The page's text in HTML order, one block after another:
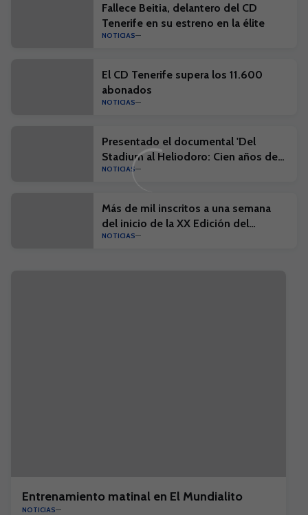
Fallece Beitia, delantero del CD
Tenerife en su estreno en la élite
NOTICIAS
El CD Tenerife supera los 11.600
abonados
NOTICIAS
Presentado el documental 'Del
Stadium al Heliodoro: Cien años de
historia'
NOTICIAS
Más de mil inscritos a una semana
del inicio de la XX Edición del
Campus Suma y el I Campus Suma
NOTICIAS
Entrenamiento matinal en El Mundialito
NOTICIAS